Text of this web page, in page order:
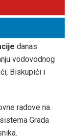
danas
vodovodnog
Biskupići i
radove na
Grada